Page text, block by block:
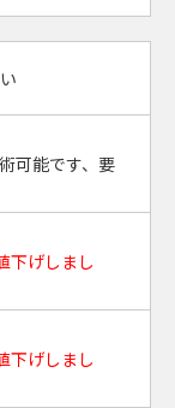
可能です、要
下げしまし
下げしまし